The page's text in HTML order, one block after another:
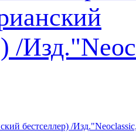
бестселлер) /